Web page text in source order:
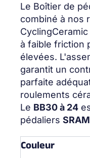
Le Boîtier de
combiné à nos
à faible friction
élevées.
garantit un
parfaite
roulements
Le BB30 à 24
pédaliers
Couleur
quantité
de